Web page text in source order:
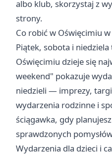
albo klub, skorzystaj z
strony.
Co robić w Oświęcimiu
Piątek, sobota i
Oświęcimiu dzieje się
weekend" pokazuje
niedzieli — imprezy,
wydarzenia rodzinne i
ściągawka, gdy
sprawdzonych
Wydarzenia dla dzieci i